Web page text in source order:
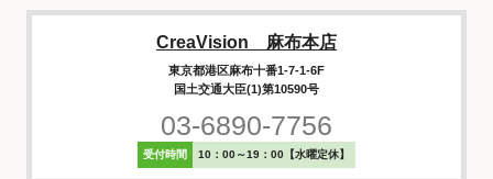
CreaVision 麻布本店
東京都港区麻布十番1-7-1-6F
国土交通大臣(1)第10590号
03-6890-7756
受付時間 10：00～19：00【水曜定休】